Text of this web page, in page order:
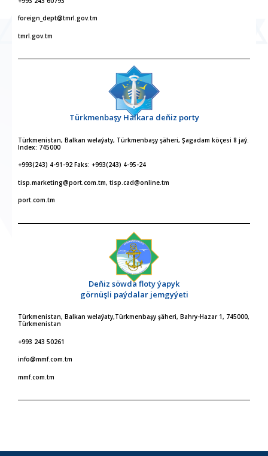
foreign_dept@tmrl.gov.tm
tmrl.gov.tm
Türkmenbaşy Halkara deňiz porty
Türkmenistan, Balkan welaýaty, Türkmenbaşy şäheri, Şagadam köçesi 8 jaý.
Index: 745000
+993(243) 4-91-92 Faks: +993(243) 4-95-24
tisp.marketing@port.com.tm, tisp.cad@online.tm
port.com.tm
Deňiz söwda floty ýapyk
görnüşli paýdalar jemgyýeti
Türkmenistan, Balkan welaýaty,Türkmenbaşy şäheri, Bahry-Hazar 1, 745000,
Türkmenistan
+993 243 50261
info@mmf.com.tm
mmf.com.tm